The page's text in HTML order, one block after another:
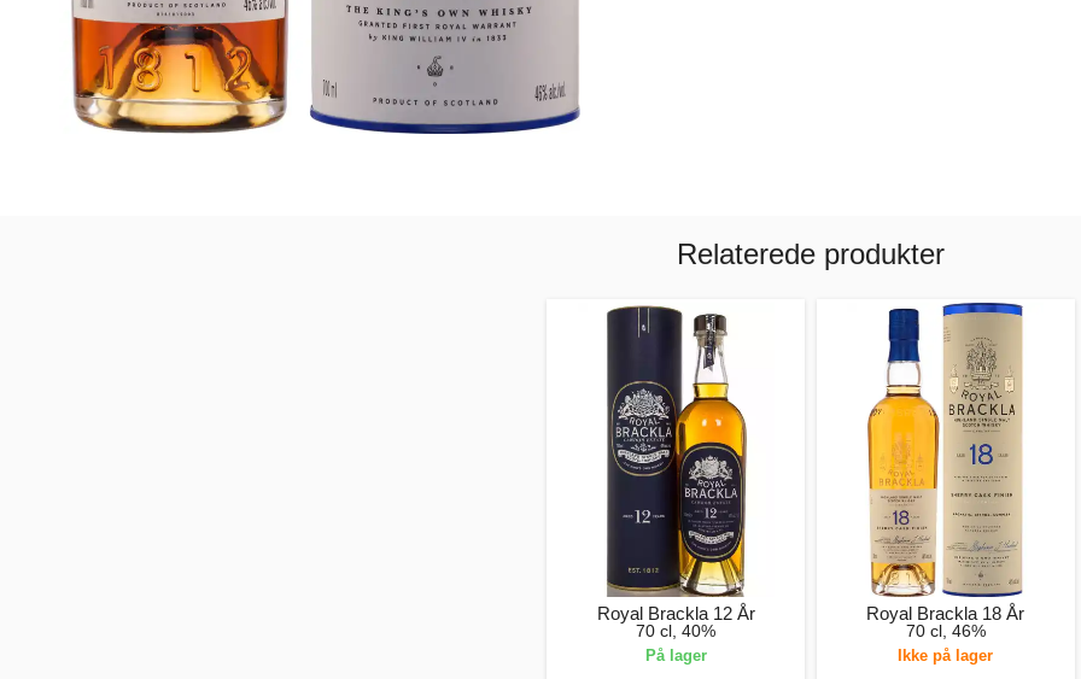
Relaterede produkter
Royal Brackla 12 År
70 cl, 40%
På lager
Royal Brackla 18 År
70 cl, 46%
Ikke på lager